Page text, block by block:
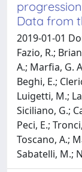
Data from
2019-01-01
Fazio, R.;
A.; Marfia, G.
Beghi, E.;
Luigetti, M.;
Siciliano, G.;
Peci, E.;
Toscano, A.;
Sabatelli, M.;